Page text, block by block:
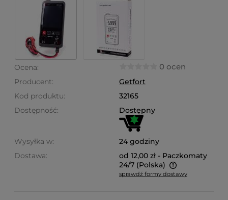
Ocena: 0 ocen
Producent:
Getfort
Kod produktu:
32165
Dostępność:
Dostępny
Wysyłka w:
24 godziny
Dostawa:
od 12,00 zł - Paczkomaty
24/7 (Polska)
Cena nie zawiera ewentualnych kosztów płatności
sprawdź formy dostawy